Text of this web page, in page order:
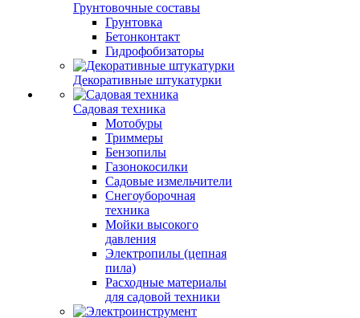
Грунтовочные составы
Грунтовка
Бетонконтакт
Гидрофобизаторы
Декоративные штукатурки
Садовая техника
Мотобуры
Триммеры
Бензопилы
Газонокосилки
Садовые измельчители
Снегоуборочная
техника
Мойки высокого
давления
Электропилы (цепная
пила)
Расходные материалы
для садовой техники